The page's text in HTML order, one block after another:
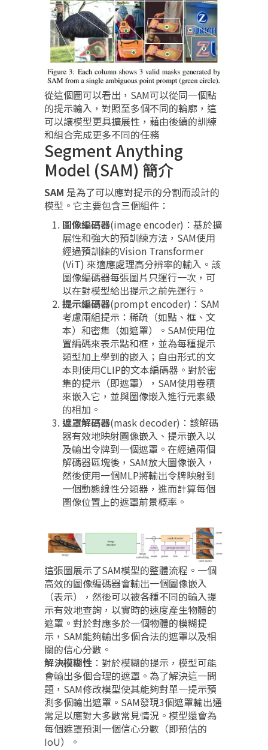
從這個圖可以看出，SAM可以從同一個點
的提示輸入，對照至多個不同的輪廓，這
可以讓模型更具擴展性，藉由後續的訓練
和組合完成更多不同的任務
Segment Anything
Model (SAM) 簡介
SAM 是為了可以應對提示的分割而設計的
模型。它主要包含三個組件：
圖像編碼器(image encoder)：基於擴
展性和強大的預訓練方法，SAM使用
經過預訓練的Vision Transformer
(ViT) 來適應處理高分辨率的輸入。該
圖像編碼器每張圖片只運行一次，可
以在對模型給出提示之前先運行。
提示編碼器(prompt encoder)：SAM
考慮兩組提示：稀疏（如點、框、文
本）和密集（如遮罩）。SAM使用位
置編碼來表示點和框，並為每種提示
類型加上學到的嵌入；自由形式的文
本則使用CLIP的文本編碼器。對於密
集的提示（即遮罩），SAM使用卷積
來嵌入它，並與圖像嵌入進行元素級
的相加。
遮罩解碼器(mask decoder)：該解碼
器有效地映射圖像嵌入、提示嵌入以
及輸出令牌到一個遮罩。在經過兩個
解碼器區塊後，SAM放大圖像嵌入，
然後使用一個MLP將輸出令牌映射到
一個動態線性分類器，進而計算每個
圖像位置上的遮罩前景概率。
這張圖展示了SAM模型的整體流程。一個
高效的圖像編碼器會輸出一個圖像嵌入
（表示），然後可以被各種不同的輸入提
示有效地查詢，以實時的速度產生物體的
遮罩。對於對應多於一個物體的模糊提
示，SAM能夠輸出多個合法的遮罩以及相
關的信心分數。
解決模糊性 ：對於模糊的提示，模型可能
會輸出多個合理的遮罩。為了解決這一問
題，SAM修改模型使其能夠對單一提示預
測多個輸出遮罩。SAM發現3個遮罩輸出通
常足以應對大多數常見情況。模型還會為
每個遮罩預測一個信心分數（即預估的
IoU）。